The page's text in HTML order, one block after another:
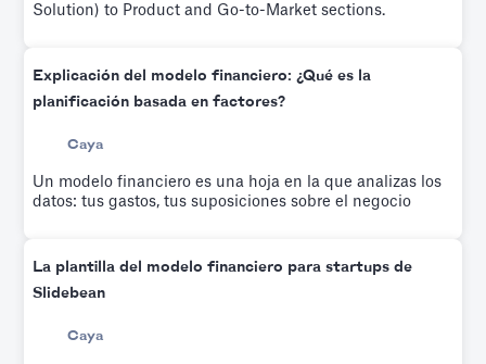
Solution) to Product and Go-to-Market sections.
Explicación del modelo financiero: ¿Qué es la
planificación basada en factores?
Caya
Un modelo financiero es una hoja en la que analizas los
datos: tus gastos, tus suposiciones sobre el negocio
La plantilla del modelo financiero para startups de
Slidebean
Caya